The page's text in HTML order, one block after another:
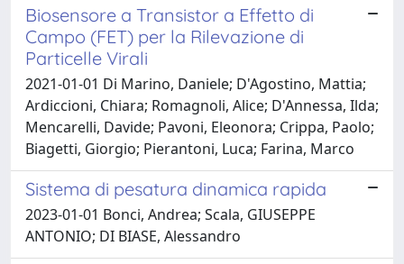
Biosensore a Transistor a Effetto di
Campo (FET) per la Rilevazione di
Particelle Virali
2021-01-01 Di Marino, Daniele; D'Agostino, Mattia;
Ardiccioni, Chiara; Romagnoli, Alice; D'Annessa, Ilda;
Mencarelli, Davide; Pavoni, Eleonora; Crippa, Paolo;
Biagetti, Giorgio; Pierantoni, Luca; Farina, Marco
Sistema di pesatura dinamica rapida
2023-01-01 Bonci, Andrea; Scala, GIUSEPPE
ANTONIO; DI BIASE, Alessandro